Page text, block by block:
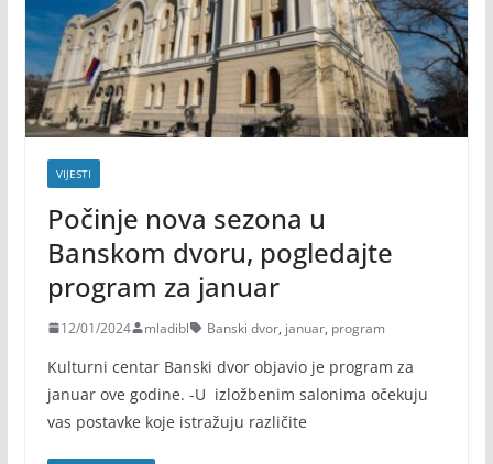
VIJESTI
Počinje nova sezona u
Banskom dvoru, pogledajte
program za januar
12/01/2024 mladibl Banski dvor, januar, program
Kulturni centar Banski dvor objavio je program za
januar ove godine. -U izložbenim salonima očekuju
vas postavke koje istražuju različite